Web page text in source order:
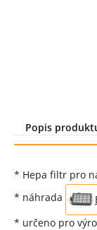
Popis
* Hepa filtr pro
* náhrada
* určeno pro